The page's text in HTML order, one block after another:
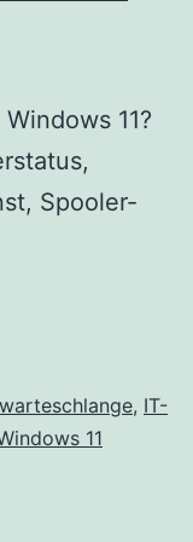
11?
Spooler-
, IT-
11